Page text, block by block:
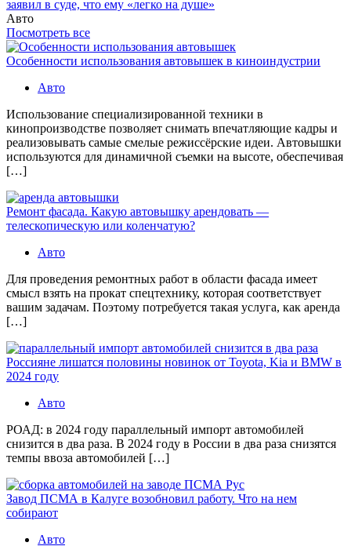
заявил в суде, что ему «легко на душе»
Авто
Посмотреть все
Особенности использования автовышек в киноиндустрии
Авто
Использование специализированной техники в
кинопроизводстве позволяет снимать впечатляющие кадры и
реализовывать самые смелые режиссёрские идеи. Автовышки
используются для динамичной съемки на высоте, обеспечивая
[…]
Ремонт фасада. Какую автовышку арендовать —
телескопическую или коленчатую?
Авто
Для проведения ремонтных работ в области фасада имеет
смысл взять на прокат спецтехнику, которая соответствует
вашим задачам. Поэтому потребуется такая услуга, как аренда
[…]
Россияне лишатся половины новинок от Toyota, Kia и BMW в
2024 году
Авто
РОАД: в 2024 году параллельный импорт автомобилей
снизится в два раза. В 2024 году в России в два раза снизятся
темпы ввоза автомобилей […]
Завод ПСМА в Калуге возобновил работу. Что на нем
собирают
Авто